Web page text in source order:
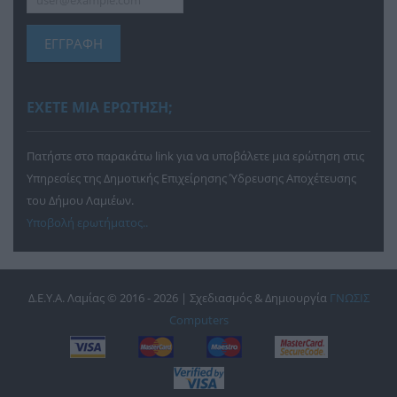
ΕΓΓΡΑΦΗ
ΕΧΕΤΕ ΜΙΑ ΕΡΩΤΗΣΗ;
Πατήστε στο παρακάτω link για να υποβάλετε μια ερώτηση στις
Υπηρεσίες της Δημοτικής Επιχείρησης Ύδρευσης Αποχέτευσης
του Δήμου Λαμιέων.
Υποβολή ερωτήματος..
Δ.Ε.Υ.Α. Λαμίας © 2016 - 2026 | Σχεδιασμός & Δημιουργία ΓΝΩΣΙΣ
Computers